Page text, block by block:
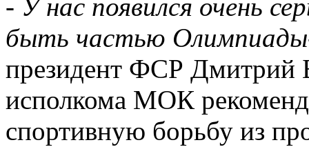
- У нас появился очень
быть частью
президент ФСР Дмитрий
исполкома МОК
спортивную борьбу из